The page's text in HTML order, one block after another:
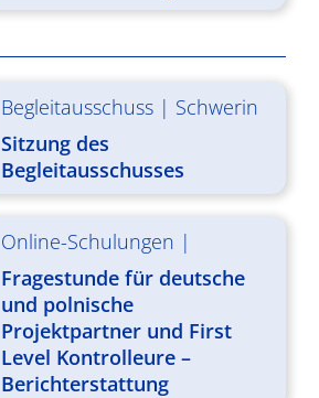
a
l
t
n
g
e
S
u
n
Begleitausschuss | Schwerin
Sitzung des
Begleitausschusses
Online-Schulungen |
Fragestunde für deutsche
und polnische
Projektpartner und First
Level Kontrolleure –
Berichterstattung